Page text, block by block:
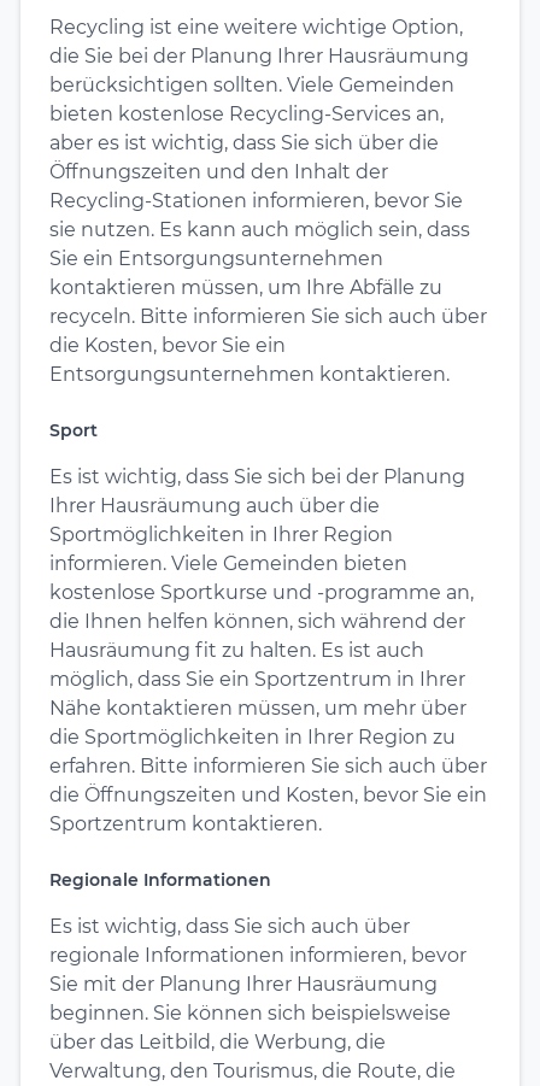
Recycling ist eine weitere wichtige Option,
die Sie bei der Planung Ihrer Hausräumung
berücksichtigen sollten. Viele Gemeinden
bieten kostenlose Recycling-Services an,
aber es ist wichtig, dass Sie sich über die
Öffnungszeiten und den Inhalt der
Recycling-Stationen informieren, bevor Sie
sie nutzen. Es kann auch möglich sein, dass
Sie ein Entsorgungsunternehmen
kontaktieren müssen, um Ihre Abfälle zu
recyceln. Bitte informieren Sie sich auch über
die Kosten, bevor Sie ein
Entsorgungsunternehmen kontaktieren.
Sport
Es ist wichtig, dass Sie sich bei der Planung
Ihrer Hausräumung auch über die
Sportmöglichkeiten in Ihrer Region
informieren. Viele Gemeinden bieten
kostenlose Sportkurse und -programme an,
die Ihnen helfen können, sich während der
Hausräumung fit zu halten. Es ist auch
möglich, dass Sie ein Sportzentrum in Ihrer
Nähe kontaktieren müssen, um mehr über
die Sportmöglichkeiten in Ihrer Region zu
erfahren. Bitte informieren Sie sich auch über
die Öffnungszeiten und Kosten, bevor Sie ein
Sportzentrum kontaktieren.
Regionale Informationen
Es ist wichtig, dass Sie sich auch über
regionale Informationen informieren, bevor
Sie mit der Planung Ihrer Hausräumung
beginnen. Sie können sich beispielsweise
über das Leitbild, die Werbung, die
Verwaltung, den Tourismus, die Route, die